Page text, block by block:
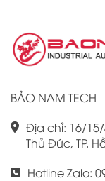
Chính vì vậy, việc
Omron CJ1W là
hiệu suất công
BẢO NAM TECH
Địa chỉ: 16/15/
Thủ Đức, TP.
Hotline Zalo: